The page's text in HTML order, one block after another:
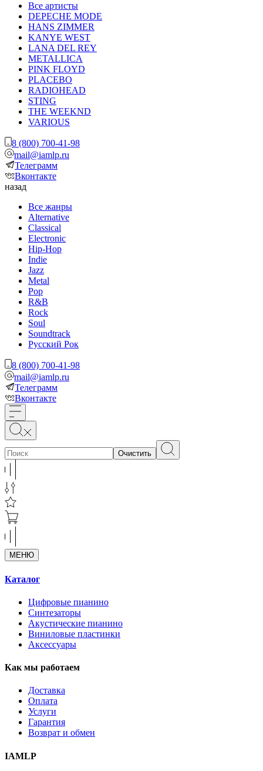
Все артисты
DEPECHE MODE
HANS ZIMMER
KANYE WEST
LANA DEL REY
METALLICA
PINK FLOYD
PLACEBO
RADIOHEAD
STING
THE WEEKND
VARIOUS
8 (800) 700-41-98
mail@iamlp.ru
Телеграмм
Вконтакте
назад
Все жанры
Alternative
Classical
Electronic
Hip-Hop
Indie
Jazz
Metal
Pop
R&B
Rock
Soul
Soundtrack
Русский Рок
8 (800) 700-41-98
mail@iamlp.ru
Телеграмм
Вконтакте
Очистить
МЕНЮ
Каталог
Цифровые пианино
Синтезаторы
Акустические пианино
Виниловые пластинки
Аксессуары
Как мы работаем
Доставка
Оплата
Услуги
Гарантия
Возврат и обмен
IAMLP